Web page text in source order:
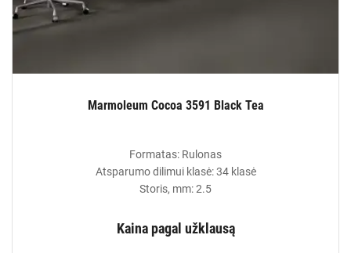
Marmoleum Cocoa 3591 Black Tea
Formatas: Rulonas
Atsparumo dilimui klasė: 34 klasė
Storis, mm: 2.5
Kaina pagal užklausą